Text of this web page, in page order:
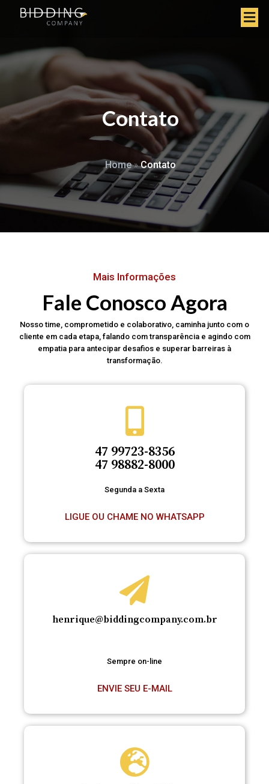
Contato
Home»Contato
Mais Informações
Fale Conosco Agora
Nosso time, comprometido e colaborativo, caminha junto com o
cliente em cada etapa, falando com transparência e agindo com
empatia para antecipar desafios e superar barreiras à
transformação.
47 99723-8356
47 98882-8000
Segunda a Sexta
LIGUE OU CHAME NO WHATSAPP
henrique@biddingcompany.com.br
Sempre on-line
ENVIE SEU E-MAIL